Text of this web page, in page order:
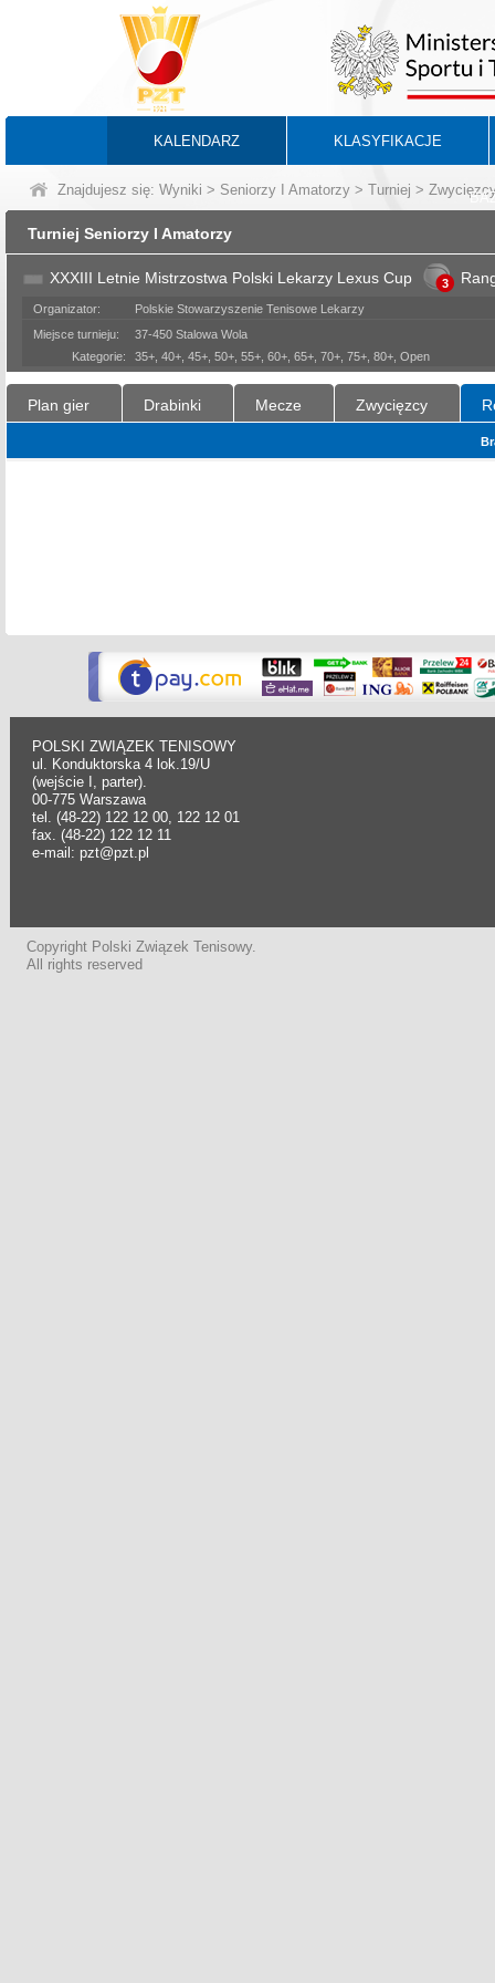
KALENDARZ KLASYFIKACJE
Znajdujesz się: Wyniki > Seniorzy I Amatorzy > Turniej >
Turniej Seniorzy I Amatorzy
XXXIII Letnie Mistrzostwa Polski Lekarzy Lexus Cup 3
Organizator:
Polskie Stowarzyszenie Tenisowe Lekarzy
Miejsce turnieju:
37-450 Stalowa Wola
Kategorie:
35+, 40+, 45+, 50+, 55+, 60+, 65+, 70+, 75+, 80+, Open
Plan gier Drabinki Mecze Zwycięzcy
POLSKI ZWIĄZEK TENISOWY
ul. Konduktorska 4 lok.19/U
(wejście I, parter).
00-775 Warszawa
tel. (48-22) 122 12 00, 122 12 01
fax. (48-22) 122 12 11
e-mail: pzt@pzt.pl
Copyright Polski Związek Tenisowy.
All rights reserved